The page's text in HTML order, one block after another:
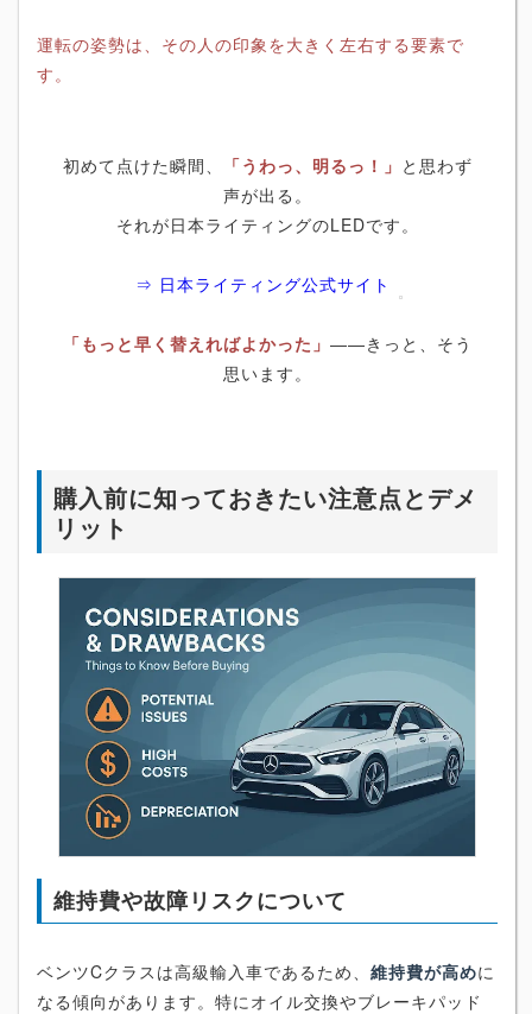
運転の姿勢は、その人の印象を大きく左右する要素で
す。
初めて点けた瞬間、 「うわっ、明るっ！」 と思わず
声が出る。
それが日本ライティングのLEDです。
⇒ 日本ライティング公式サイト
「もっと早く替えればよかった」 ――きっと、そう
思います。
購入前に知っておきたい注意点とデメ
リット
維持費や故障リスクについて
ベンツCクラスは高級輸入車であるため、 維持費が高めに
なる傾向があります。特にオイル交換やブレーキパッド